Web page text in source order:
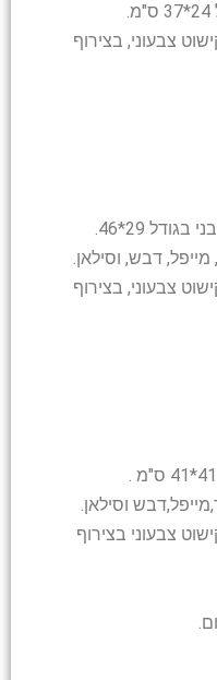
צבעוני, בצירוף
29*46.
דבש, וסילאן.
צבעוני, בצירוף
וסילאן.
צבעוני בצירוף